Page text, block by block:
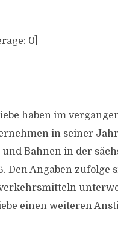
0
haben im
in seiner
Bahnen in der
Den Angaben zufolge
einen weiteren